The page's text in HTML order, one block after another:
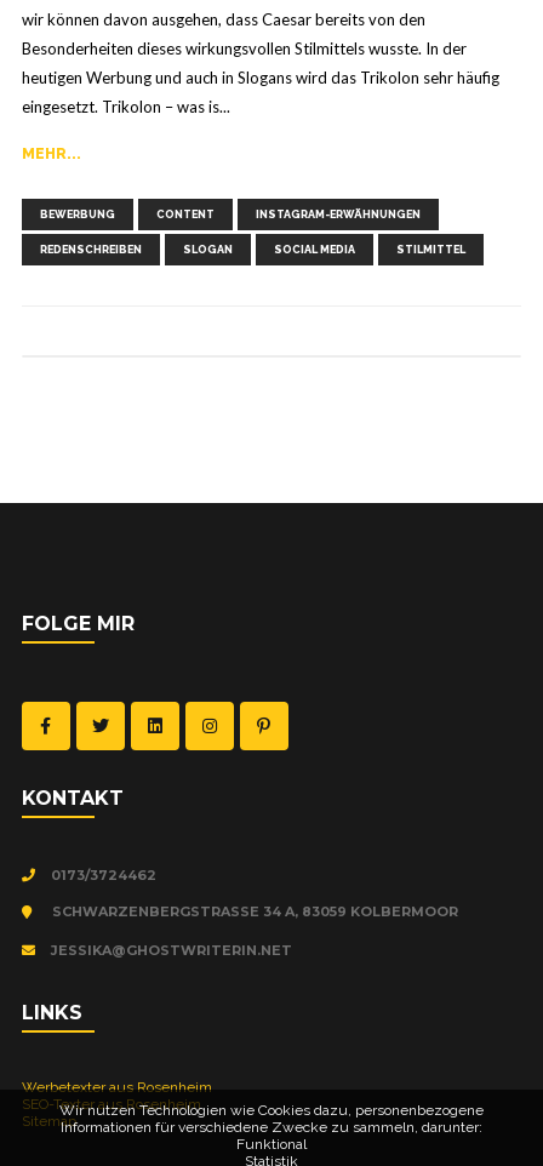
wir können davon ausgehen, dass Caesar bereits von den
Besonderheiten dieses wirkungsvollen Stilmittels wusste. In der
heutigen Werbung und auch in Slogans wird das Trikolon sehr häufig
eingesetzt. Trikolon – was is...
MEHR...
BEWERBUNG CONTENT INSTAGRAM-ERWÄHNUNGEN
REDENSCHREIBEN SLOGAN SOCIAL MEDIA STILMITTEL
FOLGE MIR
KON­TAKT
0173/3724462
SCHWARZENBERGSTRASSE 34 A, 83059 KOLBERMOOR
JESSIKA@GHOSTWRITERIN.NET
LINKS
Wer­be­tex­ter aus Rosenheim
SEO-Tex­ter aus Rosenheim
Site­map
Wir nutzen Technologien wie Cookies dazu, personenbezogene
Informationen für verschiedene Zwecke zu sammeln, darunter:
Funktional
Statistik